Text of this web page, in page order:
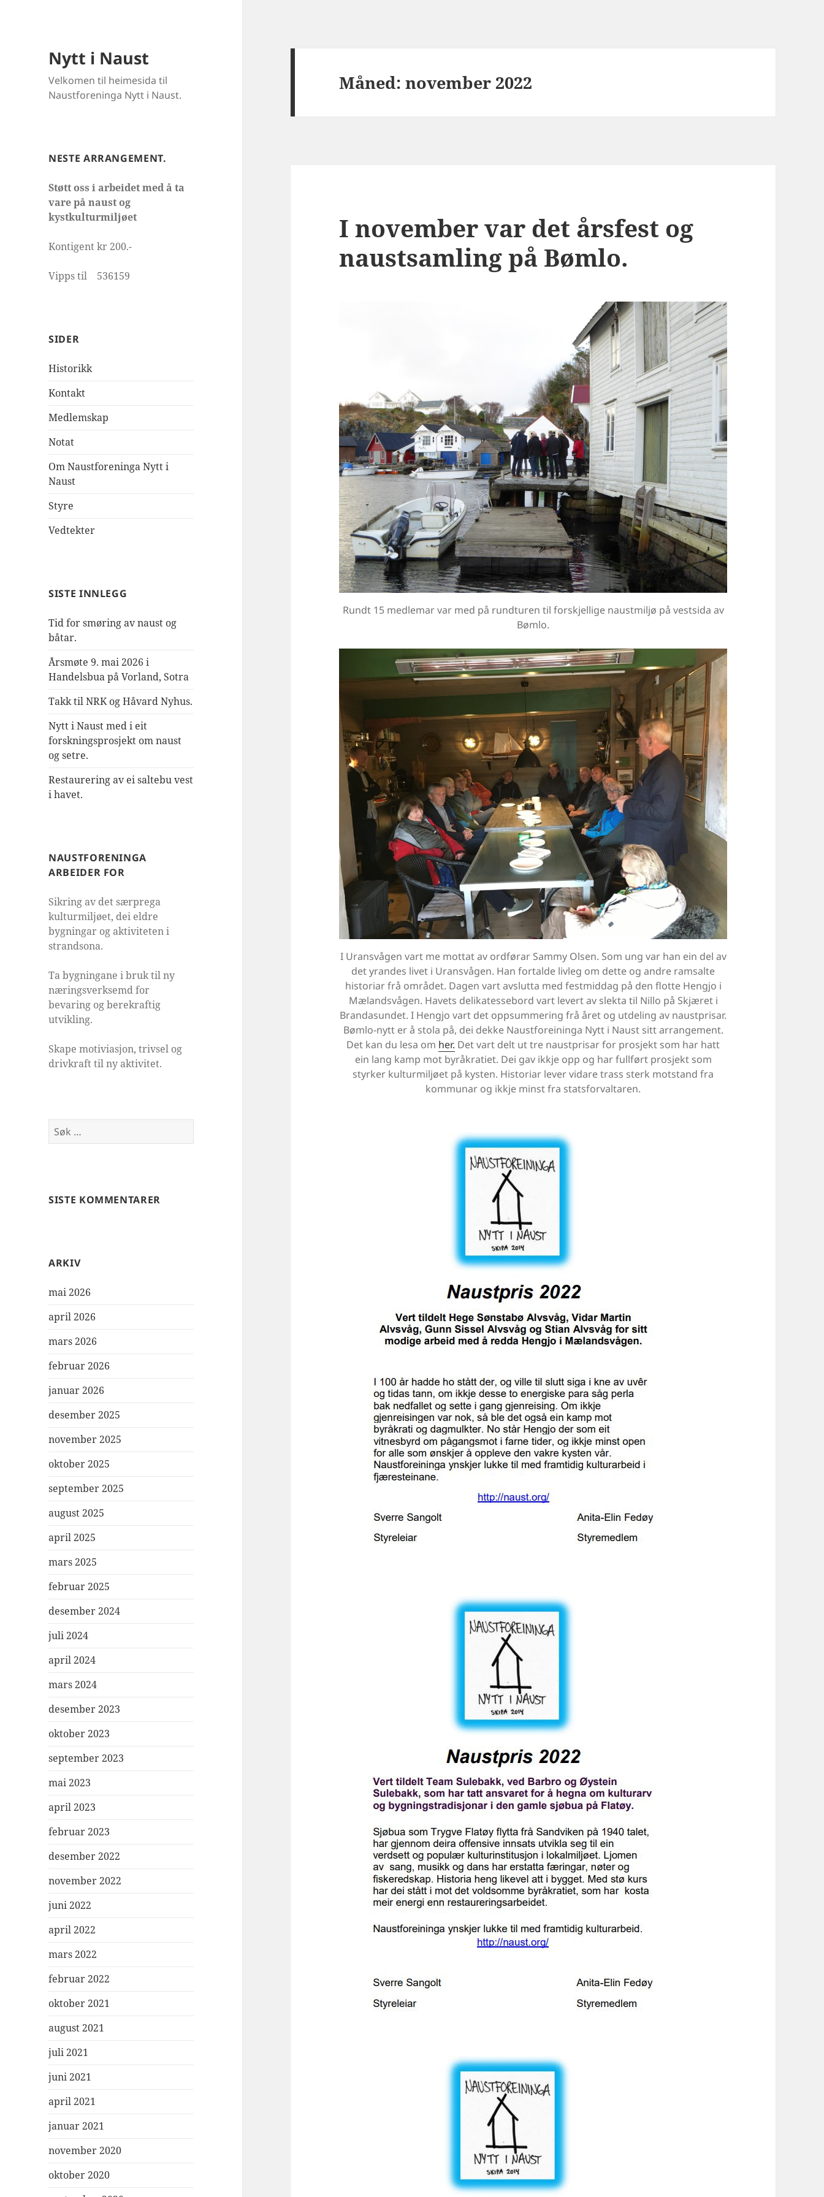
Nytt i Naust
Velkomen til heimesida til
Naustforeninga Nytt i Naust.
NESTE ARRANGEMENT.
Støtt oss i arbeidet med å ta
vare på naust og
kystkulturmiljøet
Kontigent kr 200.-
Vipps til 536159
SIDER
Historikk
Kontakt
Medlemskap
Notat
Om Naustforeninga Nytt i
Naust
Styre
Vedtekter
SISTE INNLEGG
Tid for smøring av naust og
båtar.
Årsmøte 9. mai 2026 i
Handelsbua på Vorland, Sotra
Takk til NRK og Håvard Nyhus.
Nytt i Naust med i eit
forskningsprosjekt om naust
og setre.
Restaurering av ei saltebu vest
i havet.
NAUSTFORENINGA
ARBEIDER FOR
Sikring av det særprega
kulturmiljøet, dei eldre
bygningar og aktiviteten i
strandsona.
Ta bygningane i bruk til ny
næringsverksemd for
bevaring og berekraftig
utvikling.
Skape motiviasjon, trivsel og
drivkraft til ny aktivitet.
Søk
etter:
SISTE KOMMENTARER
ARKIV
mai 2026
april 2026
mars 2026
februar 2026
januar 2026
desember 2025
november 2025
oktober 2025
september 2025
august 2025
april 2025
mars 2025
februar 2025
desember 2024
juli 2024
april 2024
mars 2024
desember 2023
oktober 2023
september 2023
mai 2023
april 2023
februar 2023
desember 2022
november 2022
juni 2022
april 2022
mars 2022
februar 2022
oktober 2021
august 2021
juli 2021
juni 2021
april 2021
januar 2021
november 2020
oktober 2020
Måned:november 2022
I november var det årsfest og
naustsamling på Bømlo.
Rundt 15 medlemar var med på rundturen til forskjellige naustmiljø på vestsida av
Bømlo.
I Uransvågen vart me mottat av ordførar Sammy Olsen. Som ung var han ein del av
det yrandes livet i Uransvågen. Han fortalde livleg om dette og andre ramsalte
historiar frå området. Dagen vart avslutta med festmiddag på den flotte Hengjo i
Mælandsvågen. Havets delikatessebord vart levert av slekta til Nillo på Skjæret i
Brandasundet. I Hengjo vart det oppsummering frå året og utdeling av naustprisar.
Bømlo-nytt er å stola på, dei dekke Naustforeininga Nytt i Naust sitt arrangement.
Det kan du lesa om her. Det vart delt ut tre naustprisar for prosjekt som har hatt
ein lang kamp mot byråkratiet. Dei gav ikkje opp og har fullført prosjekt som
styrker kulturmiljøet på kysten. Historiar lever vidare trass sterk motstand fra
kommunar og ikkje minst fra statsforvaltaren.